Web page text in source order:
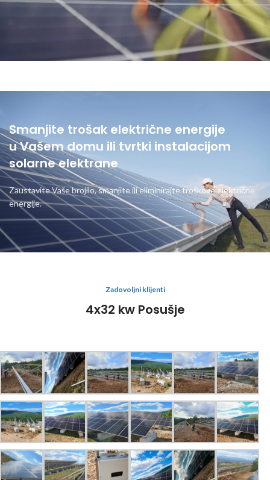
Smanjite trošak električne energije
u Vašem domu ili tvrtki instalacijom
solarne elektrane
Zaustavite Vaše brojilo, smanjite ili eliminirajte troškove električne
energije.
Zadovoljni klijenti
4x32 kw Posušje